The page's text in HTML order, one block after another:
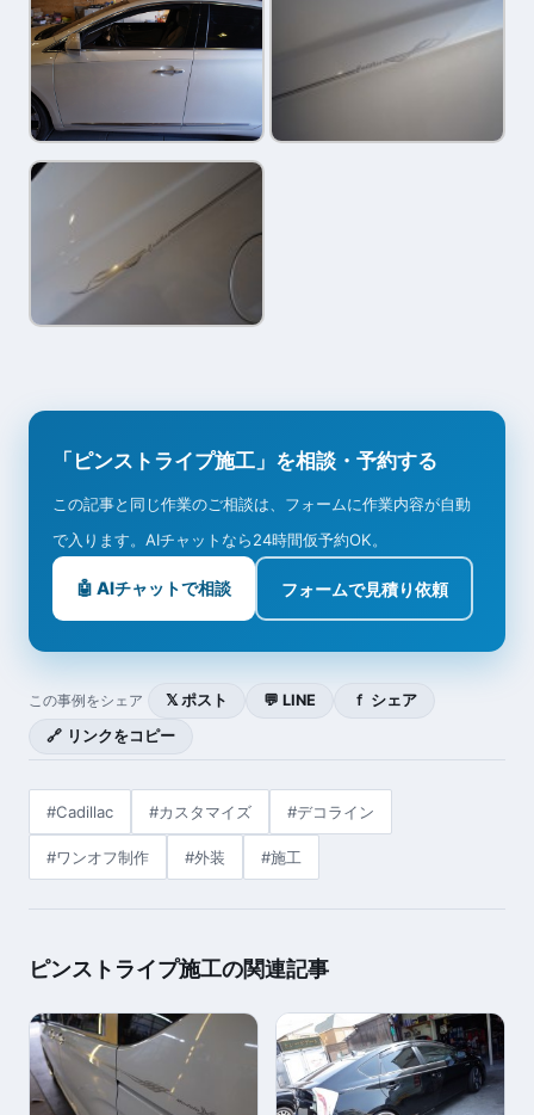
「ピンストライプ施工」を相談・予約する
この記事と同じ作業のご相談は、フォームに作業内容が自動
で入ります。AIチャットなら24時間仮予約OK。
🤖 AIチャットで相談 フォームで見積り依頼
この事例をシェア 𝕏 ポスト 💬 LINE
ｆ シェア
🔗 リンクをコピー
#Cadillac #カスタマイズ #デコライン
#ワンオフ制作 #外装 #施工
ピンストライプ施工の関連記事